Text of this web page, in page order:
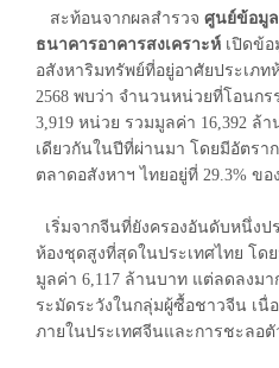
สะท้อนจากผลสำรวจ ศูนย์ข้อมูล
ธนาคารอาคารสงเคราะห์ เปิดข้
อสังหาริมทรัพย์ที่อยู่อาศัยประเภท
2568 พบว่า จำนวนหน่วยที่โอนก
3,919 หน่วย รวมมูลค่า 16,392 ล้
เดียวกันในปีที่ผ่านมา โดยมีอัตรา
ตลาดอสังหาฯ ไทยอยู่ที่ 29.3% ข
เริ่มจากจีนที่ยังครองอันดับหนึ่งป
ห้องชุดสูงที่สุดในประเทศไทย โด
มูลค่า 6,117 ล้านบาท แต่ลดลงมา
ระมัดระวังในกลุ่มผู้ซื้อชาวจีน เนื่
ภายในประเทศจีนและการชะลอ